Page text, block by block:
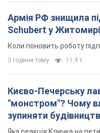
Армія РФ знищила
Schubert у
Коли поновить роботу
3 години тому 11,9 т.
Києво-Печерську
"монстром"? Чому
зупиняти
"московського
Яка реакція Кличка на